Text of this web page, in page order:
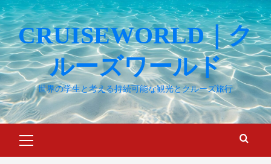
CRUISEWORLD｜ク
ルーズワールド
世界の学生と考える持続可能な観光とクルーズ旅行